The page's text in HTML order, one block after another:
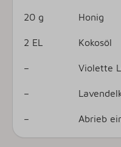
20 g Honig
2 EL Kokosöl
– Violette
–
– Abrieb